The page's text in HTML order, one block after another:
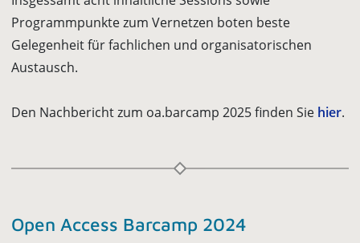
Programmpunkte zum Vernetzen boten beste
Gelegenheit für fachlichen und organisatorischen
Austausch.
Den Nachbericht zum oa.barcamp 2025 finden Sie hier.
Open Access Barcamp 2024